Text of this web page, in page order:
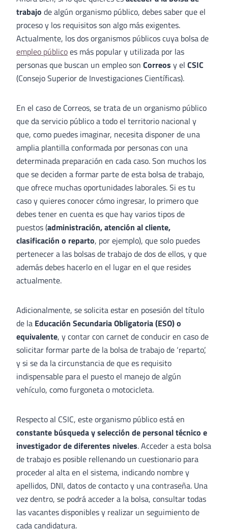
trabajo de algún organismo público, debes saber que el
proceso y los requisitos son algo más exigentes.
Actualmente, los dos organismos públicos cuya bolsa de
empleo públicoes más popular y utilizada por las
personas que buscan un empleo son Correos y el CSIC
(Consejo Superior de Investigaciones Científicas).
En el caso de Correos, se trata de un organismo público
que da servicio público a todo el territorio nacional y
que, como puedes imaginar, necesita disponer de una
amplia plantilla conformada por personas con una
determinada preparación en cada caso. Son muchos los
que se deciden a formar parte de esta bolsa de trabajo,
que ofrece muchas oportunidades laborales. Si es tu
caso y quieres conocer cómo ingresar, lo primero que
debes tener en cuenta es que hay varios tipos de
puestos (administración, atención al cliente,
clasificación o reparto, por ejemplo), que solo puedes
pertenecer a las bolsas de trabajo de dos de ellos, y que
además debes hacerlo en el lugar en el que resides
actualmente.
Adicionalmente, se solicita estar en posesión del título
de la Educación Secundaria Obligatoria (ESO) o
equivalente, y contar con carnet de conducir en caso de
solicitar formar parte de la bolsa de trabajo de ‘reparto’,
y si se da la circunstancia de que es requisito
indispensable para el puesto el manejo de algún
vehículo, como furgoneta o motocicleta.
Respecto al CSIC, este organismo público está en
constante búsqueda y selección de personal técnico e
investigador de diferentes niveles. Acceder a esta bolsa
de trabajo es posible rellenando un cuestionario para
proceder al alta en el sistema, indicando nombre y
apellidos, DNI, datos de contacto y una contraseña. Una
vez dentro, se podrá acceder a la bolsa, consultar todas
las vacantes disponibles y realizar un seguimiento de
cada candidatura.